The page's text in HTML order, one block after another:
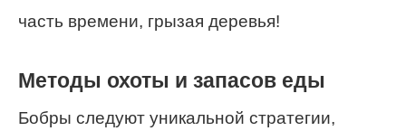
часть времени, грызая деревья!
Методы охоты и запасов еды
Бобры следуют уникальной стратегии,